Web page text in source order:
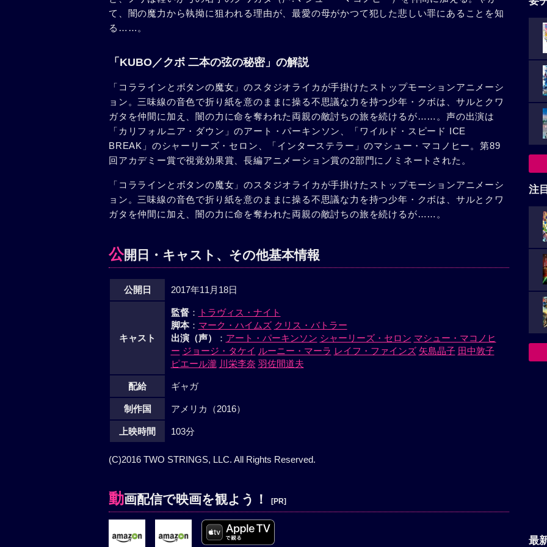
て、闇の魔力から執拗に狙われる理由が、最愛の母がかつて犯した悲しい罪にあることを知
る……。
「KUBO／クボ 二本の弦の秘密」の解説
「コララインとボタンの魔女」のスタジオライカが手掛けたストップモーションアニメーシ
ョン。三味線の音色で折り紙を意のままに操る不思議な力を持つ少年・クボは、サルとクワ
ガタを仲間に加え、闇の力に命を奪われた両親の敵討ちの旅を続けるが……。声の出演は
「カリフォルニア・ダウン」のアート・パーキンソン、「ワイルド・スピード ICE
BREAK」のシャーリーズ・セロン、「インターステラー」のマシュー・マコノヒー。第89
回アカデミー賞で視覚効果賞、長編アニメーション賞の2部門にノミネートされた。
「コララインとボタンの魔女」のスタジオライカが手掛けたストップモーションアニメーシ
ョン。三味線の音色で折り紙を意のままに操る不思議な力を持つ少年・クボは、サルとクワ
ガタを仲間に加え、闇の力に命を奪われた両親の敵討ちの旅を続けるが……。
公開日・キャスト、その他基本情報
公開日 2017年11月18日
キャスト
監督：
トラヴィス・ナイト
脚本： マーク・ハイムズ クリス・バトラー
出演（声）
： アート・パーキンソン シャーリーズ・セロン マシュー・マコノヒ
ー ジョージ・タケイ ルーニー・マーラ レイフ・ファインズ 矢島晶子 田中敦子
ピエール瀧 川栄李奈 羽佐間道夫
配給 ギャガ
制作国 アメリカ（2016）
上映時間 103分
(C)2016 TWO STRINGS, LLC. All Rights Reserved.
動画配信で映画を観よう！ [PR]
注
最